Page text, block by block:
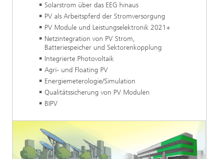
Solarstrom über das EEG hinaus
PV als Arbeitspferd der Stromversorgung
PV Module und Leistungselektronik 2021+
Netzintegration von PV Strom,
Batteriespeicher und Sektorenkopplung
Integrierte Photovoltaik
Agri- und Floating PV
Energiemeterologie/Simulation
Qualitätssicherung von PV Modulen
BIPV